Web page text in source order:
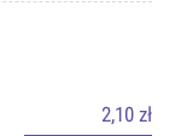
2,10 zł